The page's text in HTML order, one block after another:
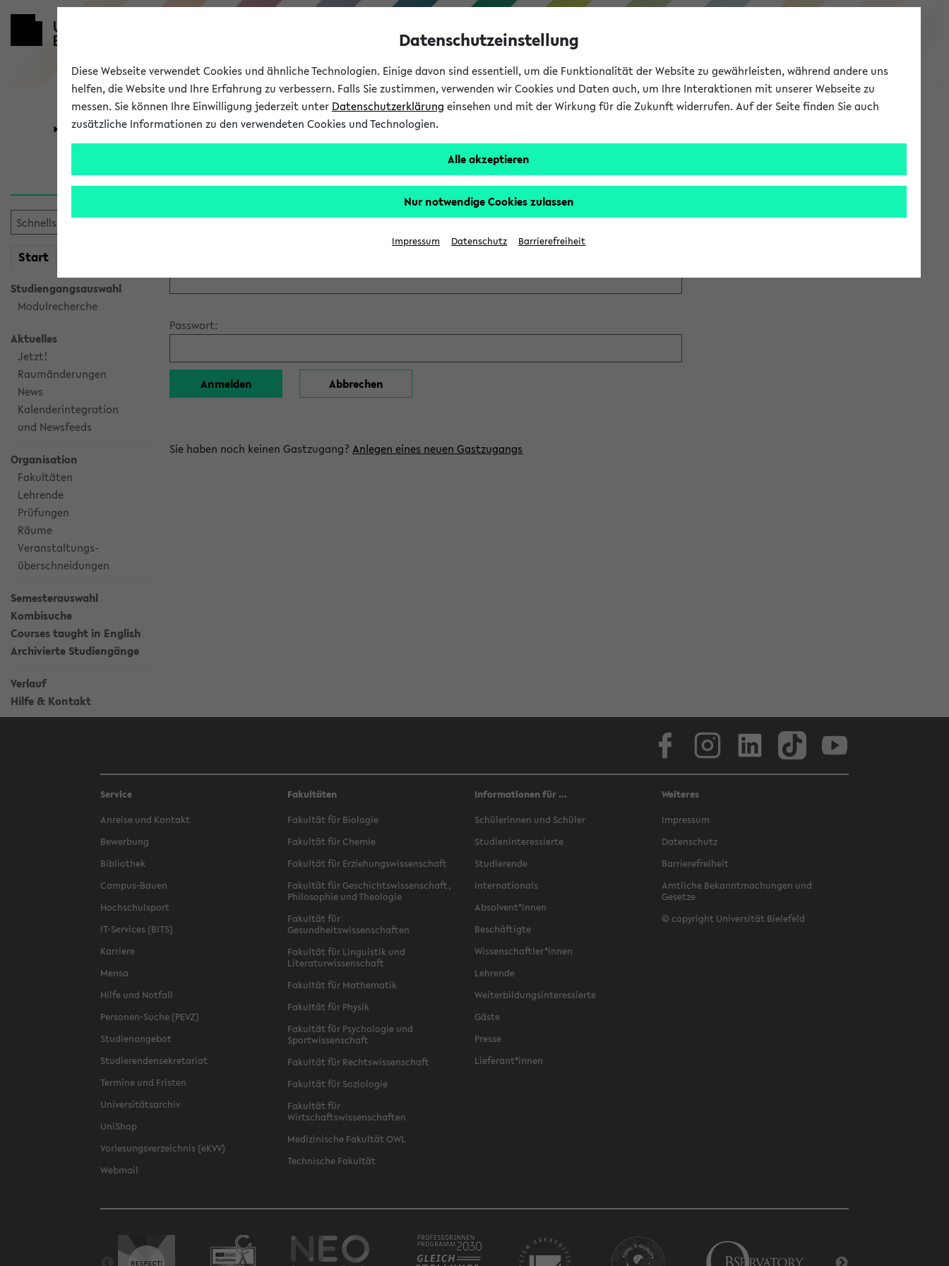
eKVV
Universität Forschung Studium
Start
Studiengangsauswahl
Modulrecherche
Aktuelles
Jetzt!
Raumänderungen
News
Kalenderintegration
und Newsfeeds
Organisation
Fakultäten
Lehrende
Prüfungen
Räume
Veranstaltungs-
überschneidungen
Semesterauswahl
Kombisuche
Courses taught in English
Archivierte Studiengänge
Verlauf
Hilfe & Kontakt
Anmeldung über einen vorhandenen Gastzugang
Bitte melden Sie sich am eKVV mit Ihrem Anmeldenamen und Ihrem Passwort an:
Passwort:
Sie haben noch keinen Gastzugang? Anlegen eines neuen Gastzugangs
Service
Anreise und Kontakt
Bewerbung
Bibliothek
Campus-Bauen
Hochschulsport
IT-Services (BITS)
Karriere
Mensa
Hilfe und Notfall
Personen-Suche (PEVZ)
Studienangebot
Studierendensekretariat
Termine und Fristen
Universitätsarchiv
UniShop
Vorlesungsverzeichnis (eKVV)
Webmail
Fakultäten
Fakultät für Biologie
Fakultät für Chemie
Fakultät für Erziehungswissenschaft
Fakultät für Geschichtswissenschaft,
Philosophie und Theologie
Fakultät für
Gesundheitswissenschaften
Fakultät für Linguistik und
Literaturwissenschaft
Fakultät für Mathematik
Fakultät für Physik
Fakultät für Psychologie und
Sportwissenschaft
Fakultät für Rechtswissenschaft
Fakultät für Soziologie
Fakultät für
Wirtschaftswissenschaften
Medizinische Fakultät OWL
Technische Fakultät
Informationen für ...
Schülerinnen und Schüler
Studieninteressierte
Studierende
Internationals
Absolvent*innen
Beschäftigte
Wissenschaftler*innen
Lehrende
Weiterbildungsinteressierte
Gäste
Presse
Lieferant*innen
Weiteres
Impressum
Datenschutz
Barrierefreiheit
Amtliche Bekanntmachungen und
Gesetze
© copyright Universität Bielefeld
Datenschutzeinstellung
Diese Webseite verwendet Cookies und ähnliche Technologien. Einige davon sind essentiell, um die Funktionalität der Website zu gewährleisten, während andere uns
helfen, die Website und Ihre Erfahrung zu verbessern. Falls Sie zustimmen, verwenden wir Cookies und Daten auch, um Ihre Interaktionen mit unserer Webseite zu
messen. Sie können Ihre Einwilligung jederzeit unter Datenschutzerklärung einsehen und mit der Wirkung für die Zukunft widerrufen. Auf der Seite finden Sie auch
zusätzliche Informationen zu den verwendeten Cookies und Technologien.
Alle akzeptieren
Nur notwendige Cookies zulassen
Impressum Datenschutz Barrierefreiheit